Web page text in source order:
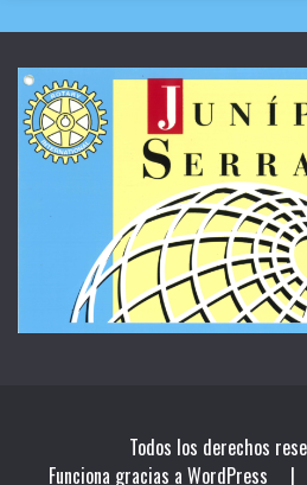
Todos los derechos
Funciona gracias a WordPress
|